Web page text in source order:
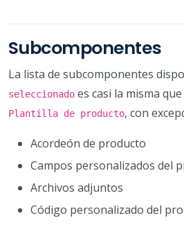
Subcomponentes
La lista de subcomponentes
seleccionado es casi la misma
Plantilla de producto, con
Acordeón de producto
Campos personalizados del
Archivos adjuntos
Código personalizado del